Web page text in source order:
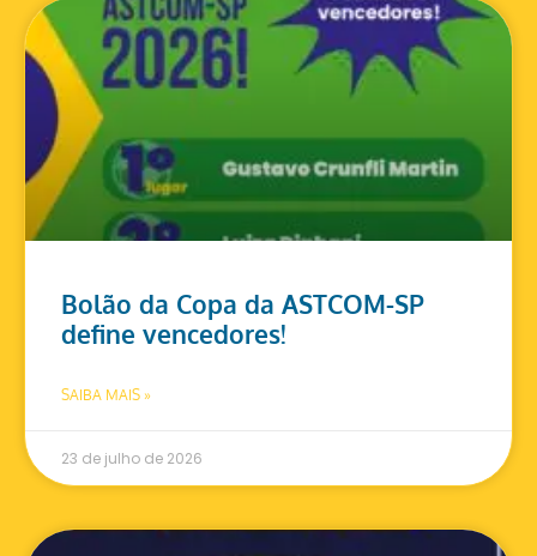
Bolão da Copa da ASTCOM-SP
define vencedores!
SAIBA MAIS »
23 de julho de 2026